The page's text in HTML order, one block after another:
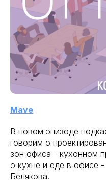
Mave
В новом эпизоде
говорим о
зон офиса - кухонном
о кухне и еде в офисе -
Белякова.